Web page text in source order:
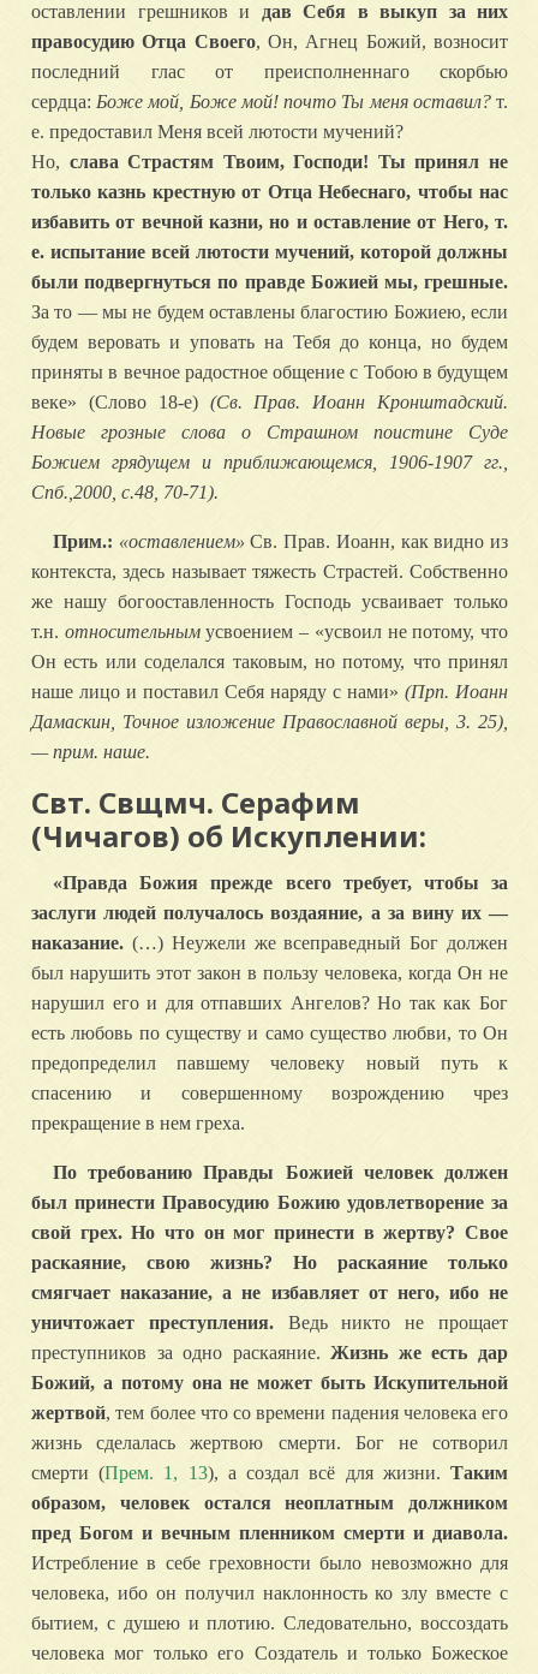
оставлении грешников и дав Себя в выкуп за них
правосудию Отца Своего, Он, Агнец Божий, возносит
последний глас от преисполненнаго скорбью
сердца: Боже мой, Боже мой! почто Ты меня оставил?т.
е. предоставил Меня всей лютости мучений?
Но, слава Страстям Твоим, Господи! Ты принял не
только казнь крестную от Отца Небеснаго, чтобы нас
избавить от вечной казни, но и оставление от Него, т.
е. испытание всей лютости мучений, которой должны
были подвергнуться по правде Божией мы, грешные.
За то — мы не будем оставлены благостию Божиею, если
будем веровать и уповать на Тебя до конца, но будем
приняты в вечное радостное общение с Тобою в будущем
веке» (Слово 18-е) (Св. Прав. Иоанн Кронштадский.
Новые грозные слова о Страшном поистине Суде
Божием грядущем и приближающемся, 1906-1907 гг.,
Спб.,2000, с.48, 70-71).
Прим.: «оставлением» Св. Прав. Иоанн, как видно из
контекста, здесь называет тяжесть Страстей. Собственно
же нашу богооставленность Господь усваивает только
т.н. относительнымусвоением – «усвоил не потому, что
Он есть или соделался таковым, но потому, что принял
наше лицо и поставил Себя наряду с нами» (Прп. Иоанн
Дамаскин, Точное изложение Православной веры, 3. 25),
— прим. наше.
Свт. Свщмч. Серафим
(Чичагов) об Искуплении:
«Правда Божия прежде всего требует, чтобы за
заслуги людей получалось воздаяние, а за вину их —
наказание. (…) Неужели же всеправедный Бог должен
был нарушить этот закон в пользу человека, когда Он не
нарушил его и для отпавших Ангелов? Но так как Бог
есть любовь по существу и само существо любви, то Он
предопределил павшему человеку новый путь к
спасению и совершенному возрождению чрез
прекращение в нем греха.
По требованию Правды Божией человек должен
был принести Правосудию Божию удовлетворение за
свой грех. Но что он мог принести в жертву? Свое
раскаяние, свою жизнь? Но раскаяние только
смягчает наказание, а не избавляет от него, ибо не
уничтожает преступления.Ведь никто не прощает
преступников за одно раскаяние.Жизнь же есть дар
Божий, а потому она не может быть Искупительной
жертвой, тем более что со времени падения человека его
жизнь сделалась жертвою смерти. Бог не сотворил
смерти (Прем. 1, 13), а создал всё для жизни.Таким
образом, человек остался неоплатным должником
пред Богом и вечным пленником смерти и диавола.
Истребление в себе греховности было невозможно для
человека, ибо он получил наклонность ко злу вместе с
бытием, с душею и плотию. Следовательно, воссоздать
человека мог только его Создатель и только Божеское